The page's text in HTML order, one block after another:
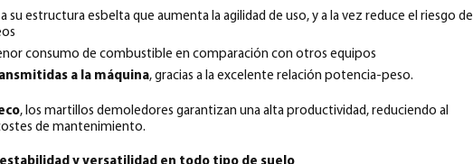
a su estructura esbelta que aumenta la agilidad de uso, y a la vez reduce el riesgo de
consumo de combustible en comparación con otros equipos
a la máquina, gracias a la excelente relación potencia-peso.
, los martillos demoledores garantizan una alta productividad, reduciendo al
de mantenimiento.